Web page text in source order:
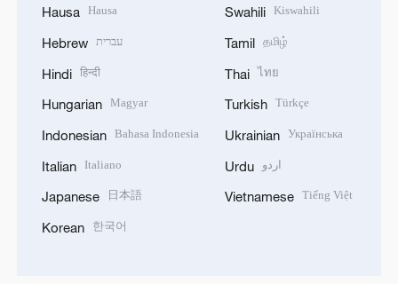
Hausa Hausa
Hebrew עברית
Hindi हिन्दी
Hungarian Magyar
Indonesian Bahasa Indonesia
Italian Italiano
Japanese 日本語
Korean 한국어
Swahili Kiswahili
Tamil தமிழ்
Thai ไทย
Turkish Türkçe
Ukrainian Українська
Urdu اردو
Vietnamese Tiếng Việt